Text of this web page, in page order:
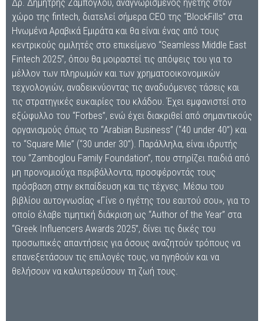
Δρ. Δημήτρης Ζάμπογλου, αναγνωρισμένος ηγέτης στον
χώρο της fintech, διατελεί σήμερα CEO της “BlockFills” στα
Ηνωμένα Αραβικά Εμιράτα και θα είναι ένας από τους
κεντρικούς ομιλητές στο επικείμενο “Seamless Middle East
Fintech 2025”, όπου θα μοιραστεί τις απόψεις του για το
μέλλον των πληρωμών και των χρηματοοικονομικών
τεχνολογιών, αναδεικνύοντας τις αναδυόμενες τάσεις και
τις στρατηγικές ευκαιρίες του κλάδου. Έχει εμφανιστεί στο
εξώφυλλο του “Forbes”, ενώ έχει διακριθεί από σημαντικούς
οργανισμούς όπως το “Arabian Business” (“40 under 40”) και
το “Square Mile” (“30 under 30”). Παράλληλα, είναι ιδρυτής
του “Zamboglou Family Foundation”, που στηρίζει παιδιά από
μη προνομιούχα περιβάλλοντα, προσφέροντάς τους
πρόσβαση στην εκπαίδευση και τις τέχνες. Μέσω του
βιβλίου αυτογνωσίας «Γίνε ο ηγέτης του εαυτού σου», για το
οποίο έλαβε τιμητική διάκριση ως “Author of the Year” στα
“Greek Influencers Awards 2025”, δίνει τις δικές του
προσωπικές απαντήσεις για όσους αναζητούν τρόπους να
επανεξετάσουν τις επιλογές τους, να ηγηθούν και να
θελήσουν να καλυτερεύσουν τη ζωή τους.